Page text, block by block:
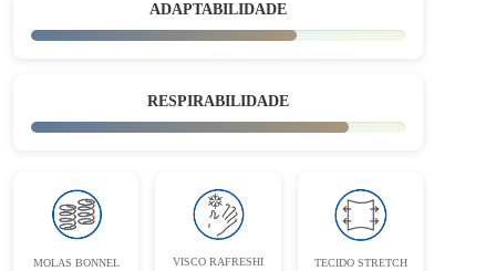
ADAPTABILIDADE
RESPIRABILIDADE
MOLAS BONNEL VISCO RAFRESHI TECIDO STRETCH